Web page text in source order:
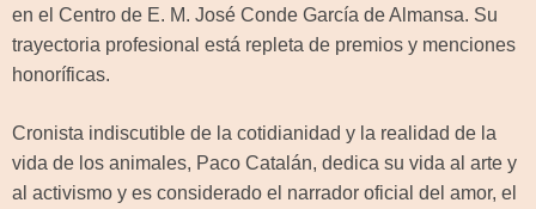
en el Centro de E. M. José Conde García de Almansa. Su
trayectoria profesional está repleta de premios y menciones
honoríficas.
Cronista indiscutible de la cotidianidad y la realidad de la
vida de los animales, Paco Catalán, dedica su vida al arte y
al activismo y es considerado el narrador oficial del amor, el